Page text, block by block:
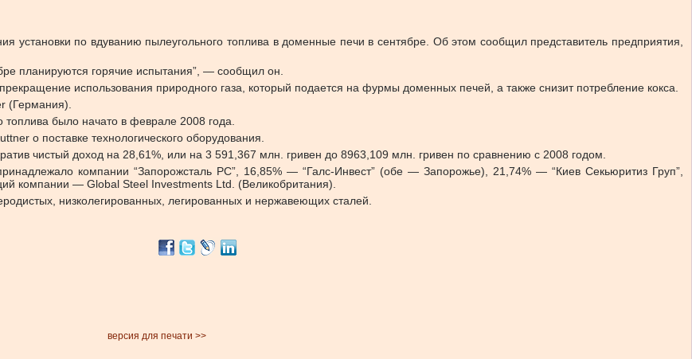
установки по вдуванию пылеугольного топлива в доменные печи в сентябре. Об этом сообщил представитель предприятия,
планируются горячие испытания”, — сообщил он.
использования природного газа, который подается на фурмы доменных печей, а также снизит потребление кокса.
(Германия).
топлива было начато в феврале 2008 года.
о поставке технологического оборудования.
чистый доход на 28,61%, или на 3 591,367 млн. гривен до 8963,109 млн. гривен по сравнению с 2008 годом.
компании “Запорожсталь РС”, 16,85% — “Галс-Инвест” (обе — Запорожье), 21,74% — “Киев Секьюритиз Груп”,
компании — Global Steel Investments Ltd. (Великобритания).
низколегированных, легированных и нержавеющих сталей.
версия для печати >>